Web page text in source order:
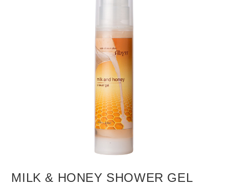
MILK & HONEY SHOWER GEL